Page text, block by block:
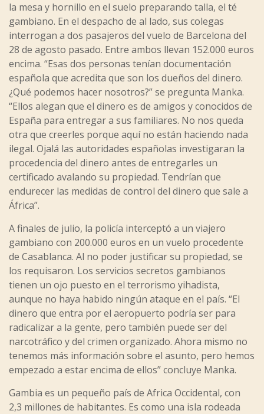
la mesa y hornillo en el suelo preparando talla, el té
gambiano. En el despacho de al lado, sus colegas
interrogan a dos pasajeros del vuelo de Barcelona del
28 de agosto pasado. Entre ambos llevan 152.000 euros
encima. “Esas dos personas tenían documentación
española que acredita que son los dueños del dinero.
¿Qué podemos hacer nosotros?” se pregunta Manka.
“Ellos alegan que el dinero es de amigos y conocidos de
España para entregar a sus familiares. No nos queda
otra que creerles porque aquí no están haciendo nada
ilegal. Ojalá las autoridades españolas investigaran la
procedencia del dinero antes de entregarles un
certificado avalando su propiedad. Tendrían que
endurecer las medidas de control del dinero que sale a
África”.
A finales de julio, la policía interceptó a un viajero
gambiano con 200.000 euros en un vuelo procedente
de Casablanca. Al no poder justificar su propiedad, se
los requisaron. Los servicios secretos gambianos
tienen un ojo puesto en el terrorismo yihadista,
aunque no haya habido ningún ataque en el país. “El
dinero que entra por el aeropuerto podría ser para
radicalizar a la gente, pero también puede ser del
narcotráfico y del crimen organizado. Ahora mismo no
tenemos más información sobre el asunto, pero hemos
empezado a estar encima de ellos” concluye Manka.
Gambia es un pequeño país de Africa Occidental, con
2,3 millones de habitantes. Es como una isla rodeada